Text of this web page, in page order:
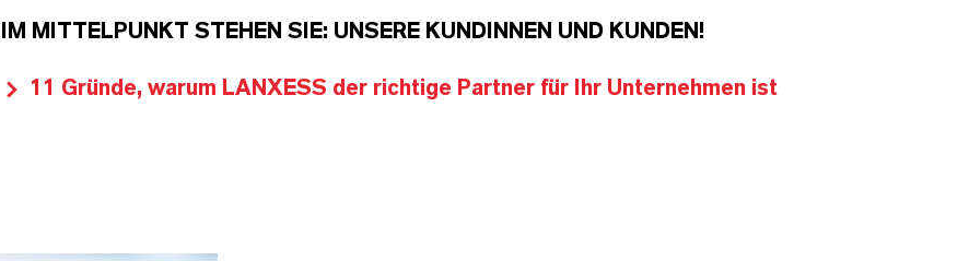
IM MITTELPUNKT STEHEN SIE: UNSERE KUNDINNEN UND KUNDEN!
11 Gründe, warum LANXESS der richtige Partner für Ihr Unternehmen ist